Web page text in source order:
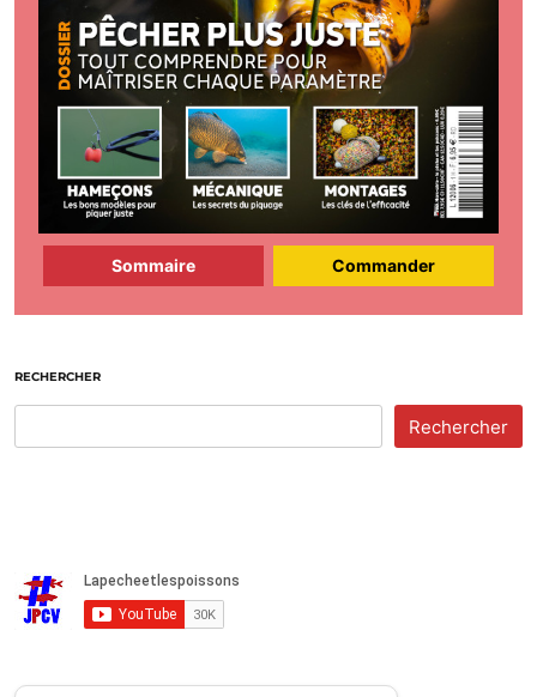
Sommaire Commander
RECHERCHER
Rechercher